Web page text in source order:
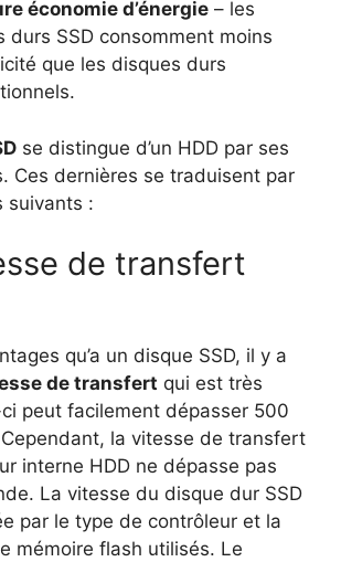
économie d’énergie – les
durs SSD consomment moins
que les disques durs
se distingue d’un HDD par ses
Ces dernières se traduisent par
suivants :
de transfert
qu’a un disque SSD, il y a
de transfert qui est très
peut facilement dépasser 500
la vitesse de transfert
interne HDD ne dépasse pas
La vitesse du disque dur SSD
par le type de contrôleur et la
mémoire flash utilisés. Le